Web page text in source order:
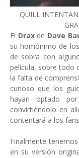
QUILL
El Drax de Dave
su homónimo de
de sobra con
película, sobre todo
la falta de
curioso que los
hayan optado
convirtiéndolo en
contentará a los
Finalmente
en su versión